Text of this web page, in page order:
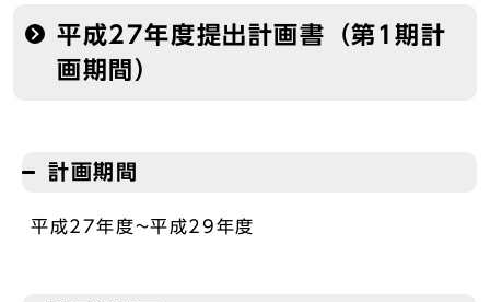
平成27年度提出計画書（第1期計
画期間）
計画期間
平成27年度~平成29年度